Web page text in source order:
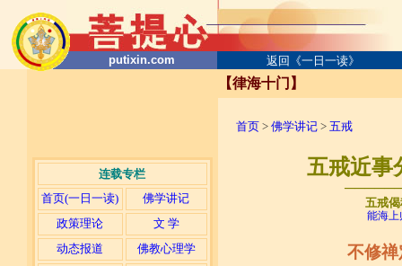
putixin.com 返回《一日一读》
连载专栏
首页(一日一读)
佛学讲记
政策理论
文 学
动态报道
佛教心理学
【律海十门】
首页 > 佛学讲记 > 五戒
五戒近事
五戒
能海上
不修